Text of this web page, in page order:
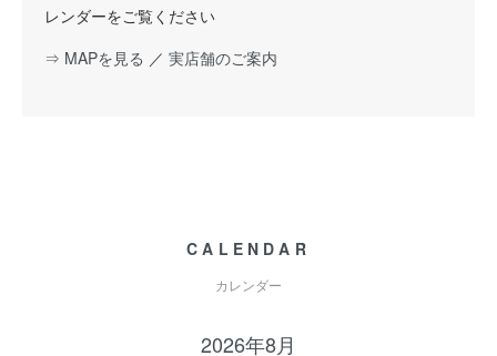
レンダーをご覧ください
⇒ MAPを見る ／ 実店舗のご案内
CALENDAR
カレンダー
2026年8月